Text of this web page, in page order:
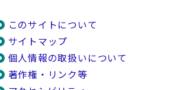
このサイトについて
サイトマップ
個人情報の取扱いについて
著作権・リンク等